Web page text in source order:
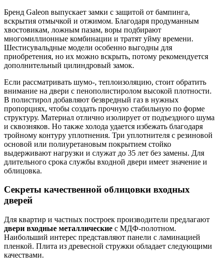
Бренд Galeon выпускает замки с защитой от бампинга,
вскрытия отмычкой и отжимом. Благодаря продуманным
хвостовикам, ложным пазам, воры подбирают
многомиллионные комбинации и тратят уйму времени.
Шестисувальдные модели особенно выгодны для
приобретения, но их можно вскрыть, потому рекомендуется
дополнительный цилиндровый замок.
Если рассматривать шумо-, теплоизоляцию, стоит обратить
внимание на двери с пенополистиролом высокой плотности.
В полистирол добавляют безвредный газ в нужных
пропорциях, чтобы создать прочную стабильную по форме
структуру. Материал отлично изолирует от подъездного шума
и сквозняков. Но также холода удается избежать благодаря
тройному контуру уплотнения. Три уплотнителя с резиновой
основой или полиуретановым покрытием стойко
выдерживают нагрузки и служат до 35 лет без замены. Для
длительного срока службы входной двери имеет значение и
облицовка.
Секреты качественной облицовки входных
дверей
Для квартир и частных построек производители предлагают
двери входные металлические с МДФ-полотном.
Наибольший интерес представляют панели с ламинацией
пленкой. Плита из древесной стружки обладает следующими
качествами.